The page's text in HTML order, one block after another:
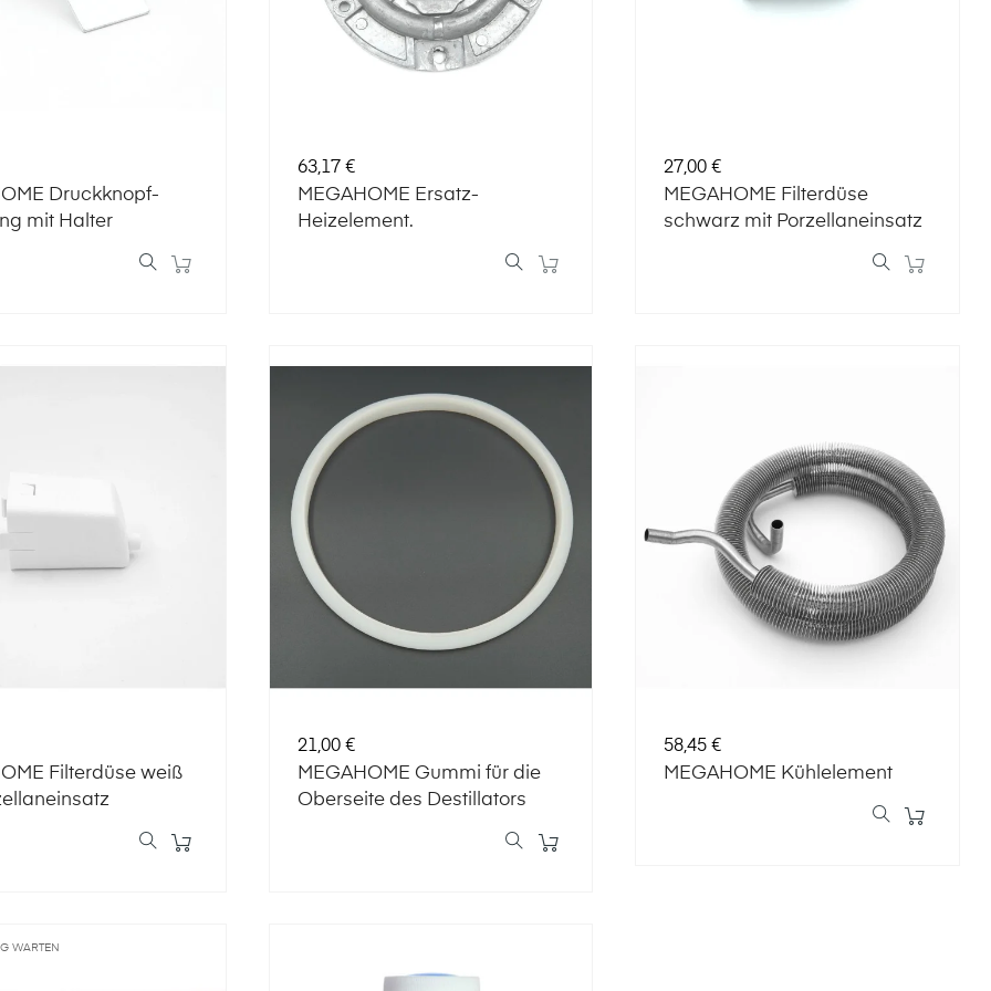
Druckknopf-
mit Halter
Preis
63,17 €
MEGAHOME Ersatz-
Heizelement.
Preis
27,00 €
MEGAHOME Filterdüse
schwarz mit Porzellaneinsatz
Filterdüse weiß
Preis
21,00 €
MEGAHOME Gummi für die
Oberseite des Destillators
Preis
58,45 €
MEGAHOME Kühlelement
WARTEN